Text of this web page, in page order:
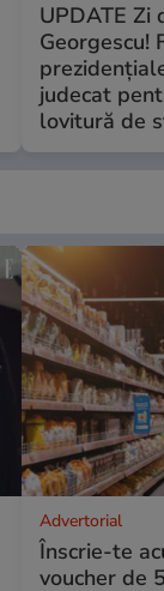
UPDATE Zi
Georgescu!
judecat
lovitură de
Advertorial
Înscrie-te
voucher de